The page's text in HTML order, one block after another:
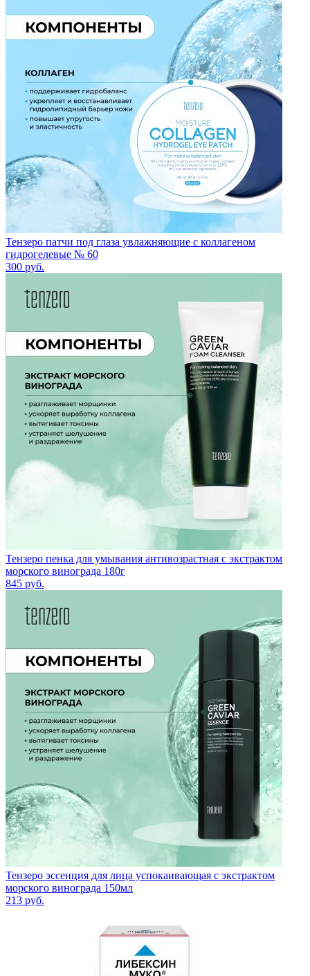
Тензеро патчи под глаза увлажняющие с коллагеном
гидрогелевые № 60
300 руб.
Тензеро пенка для умывания антивозрастная с экстрактом
морского винограда 180г
845 руб.
Тензеро эссенция для лица успокаивающая с экстрактом
морского винограда 150мл
213 руб.